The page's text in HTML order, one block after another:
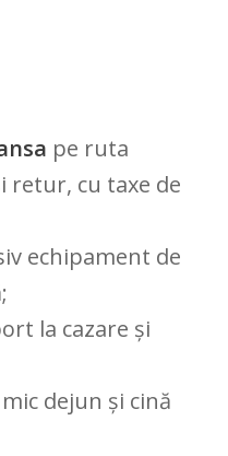
pe ruta
retur, cu taxe de
echipament de
la cazare și
dejun și cină